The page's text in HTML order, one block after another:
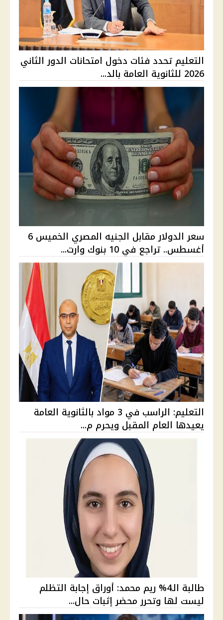
التعليم تحدد فئات دخول امتحانات الدور الثاني
2026 للثانوية العامة بالد...
سعر الدولار مقابل الجنيه المصري الخميس 6
أغسطس.. تراجع في 10 بنوك وارت...
التعليم: الراسب في 3 مواد بالثانوية العامة
يعيدها العام المقبل ويحرم م...
طالبة الـ4% ريم محمد: أوراق إجابة التظلم
ليست لها وتحرر محضر إثبات حال...